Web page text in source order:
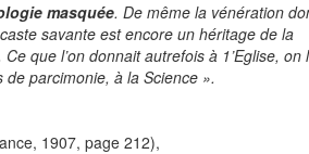
masquée. De même la vénération
savante est encore un héritage de la
que l’on donnait autrefois à 1’Eglise, on
de parcimonie, à la Science ».
1907, page 212),